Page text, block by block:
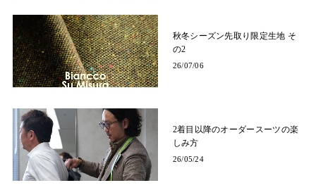
秋冬シーズン先取り限定生地 そ
の2
26/07/06
2着目以降のオーダースーツの楽
しみ方
26/05/24